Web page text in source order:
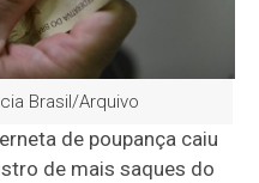
Brasil/Arquivo
de poupança caiu
de mais saques do